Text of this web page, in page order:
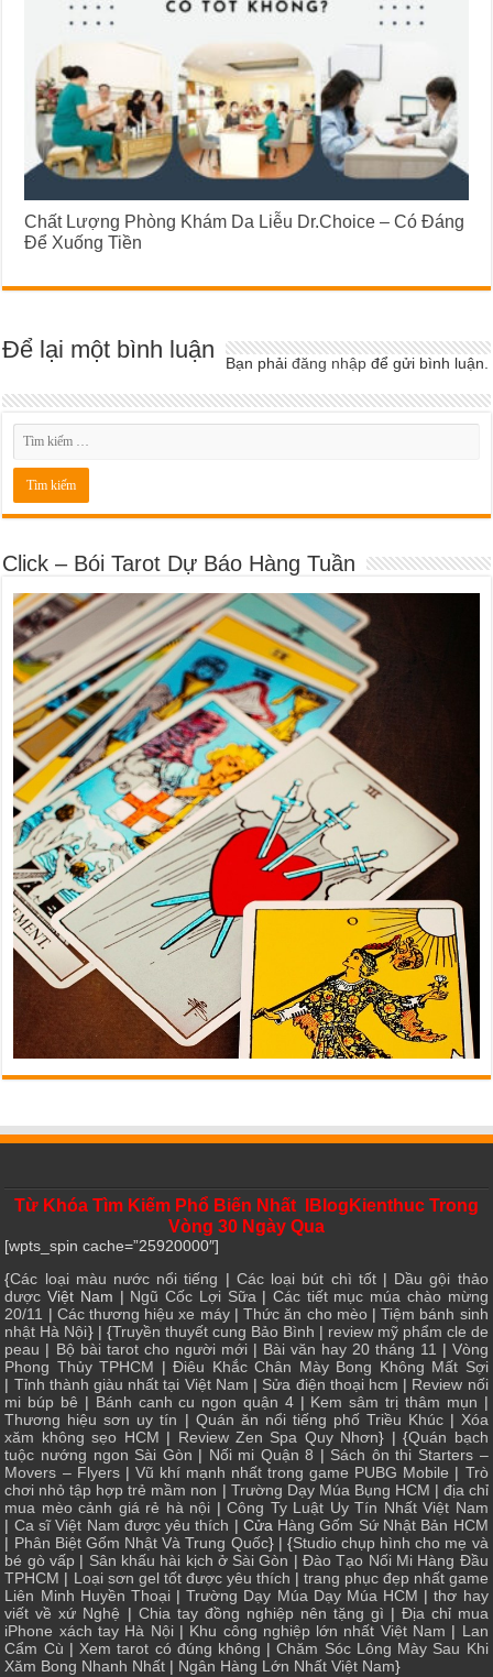
Chất Lượng Phòng Khám Da Liễu Dr.Choice – Có Đáng
Để Xuống Tiền
Để lại một bình luận Bạn phảiđăng nhập để gửi bình luận.
Click – Bói Tarot Dự Báo Hàng Tuần
Từ Khóa Tìm Kiếm Phổ Biến Nhất IBlogKienthuc Trong
Vòng 30 Ngày Qua
[wpts_spin cache=”25920000″]
{Các loại màu nước nổi tiếng | Các loại bút chì tốt| Dầu gội thảo
dược Việt Nam | Ngũ Cốc Lợi Sữa | Các tiết mục múa chào mừng
20/11 | Các thương hiệu xe máy|Thức ăn cho mèo|Tiệm bánh sinh
nhật Hà Nội} | {Truyền thuyết cung Bảo Bình | review mỹ phẩm cle de
peau | Bộ bài tarot cho người mới| Bài văn hay 20 tháng 11 | Vòng
Phong Thủy TPHCM |Điêu Khắc Chân Mày Bong Không Mất Sợi
| Tỉnh thành giàu nhất tại Việt Nam | Sửa điện thoại hcm | Review nối
mi búp bê | Bánh canh cu ngon quận 4| Kem sâm trị thâm mụn |
Thương hiệu sơn uy tín | Quán ăn nổi tiếng phố Triều Khúc| Xóa
xăm không sẹo HCM | Review Zen Spa Quy Nhơn} | {Quán bạch
tuộc nướng ngon Sài Gòn | Nối mi Quận 8 | Sách ôn thi Starters –
Movers – Flyers| Vũ khí mạnh nhất trong game PUBG Mobile | Trò
chơi nhỏ tập hợp trẻ mầm non | Trường Dạy Múa Bụng HCM | địa chỉ
mua mèo cảnh giá rẻ hà nội |Công Ty Luật Uy Tín Nhất Việt Nam
| Ca sĩ Việt Nam được yêu thích | Cửa Hàng Gốm Sứ Nhật Bản HCM
| Phân Biệt Gốm Nhật Và Trung Quốc} | {Studio chụp hình cho mẹ và
bé gò vấp | Sân khấu hài kịch ở Sài Gòn |Đào Tạo Nối Mi Hàng Đầu
TPHCM | Loại sơn gel tốt được yêu thích | trang phục đẹp nhất game
Liên Minh Huyền Thoại|Trường Dạy Múa Dạy Múa HCM |thơ hay
viết về xứ Nghệ | Chia tay đồng nghiệp nên tặng gì | Địa chỉ mua
iPhone xách tay Hà Nội| Khu công nghiệp lớn nhất Việt Nam | Lan
Cẩm Cù | Xem tarot có đúng không |Chăm Sóc Lông Mày Sau Khi
Xăm Bong Nhanh Nhất | Ngân Hàng Lớn Nhất Việt Nam}